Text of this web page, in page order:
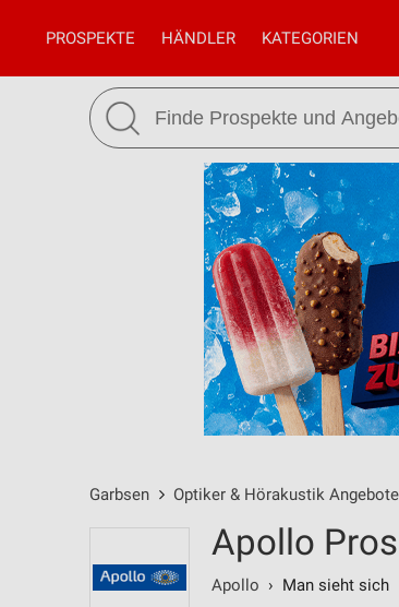
PROSPEKTE HÄNDLER KATEGORIEN
Garbsen Optiker & Hörakustik Angebote
Apollo
Apollo › Man sieht sich